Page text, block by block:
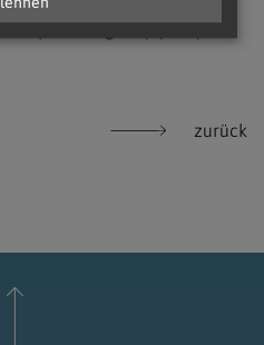
pro Jahr
Agency (ADA)
zurück